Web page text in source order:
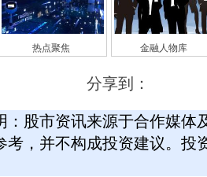
热点聚焦 金融人物库
分享到：
股市资讯来源于合作媒体
考，并不构成投资建议。投